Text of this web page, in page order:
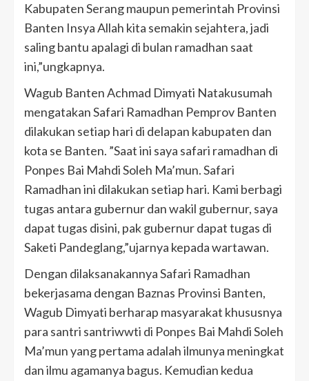
Kabupaten Serang maupun pemerintah Provinsi
Banten Insya Allah kita semakin sejahtera, jadi
saling bantu apalagi di bulan ramadhan saat
ini,”ungkapnya.
Wagub Banten Achmad Dimyati Natakusumah
mengatakan Safari Ramadhan Pemprov Banten
dilakukan setiap hari di delapan kabupaten dan
kota se Banten. ”Saat ini saya safari ramadhan di
Ponpes Bai Mahdi Soleh Ma’mun. Safari
Ramadhan ini dilakukan setiap hari. Kami berbagi
tugas antara gubernur dan wakil gubernur, saya
dapat tugas disini, pak gubernur dapat tugas di
Saketi Pandeglang,”ujarnya kepada wartawan.
Dengan dilaksanakannya Safari Ramadhan
bekerjasama dengan Baznas Provinsi Banten,
Wagub Dimyati berharap masyarakat khususnya
para santri santriwwti di Ponpes Bai Mahdi Soleh
Ma’mun yang pertama adalah ilmunya meningkat
dan ilmu agamanya bagus. Kemudian kedua